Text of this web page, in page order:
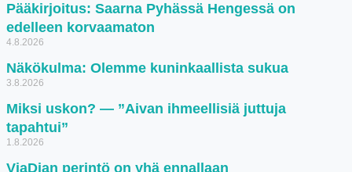
Pääkirjoitus: Saarna Pyhässä Hengessä on
edelleen korvaamaton
4.8.2026
Näkökulma: Olemme kuninkaallista sukua
3.8.2026
Miksi uskon? — ”Aivan ihmeellisiä juttuja
tapahtui”
1.8.2026
ViaDian perintö on yhä ennallaan